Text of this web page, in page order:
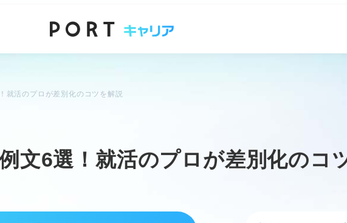
就活のプロが差別化のコツを解説
文6選！就活のプロが差別化のコ